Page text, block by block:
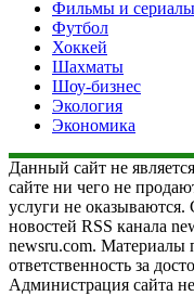
Фильмы и сериалы
Футбол
Хоккей
Шахматы
Шоу-бизнес
Экология
Экономика
Данный сайт не
сайте ни чего не
услуги не оказываются.
новостей RSS канала
newsru.com. Материалы
ответственность за
Администрация сайта не